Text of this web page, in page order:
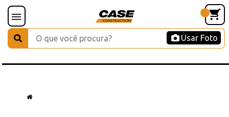
Usar Foto